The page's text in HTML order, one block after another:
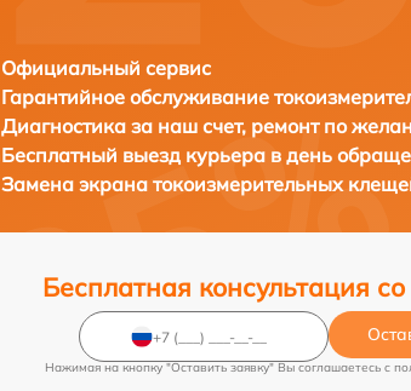
Официальный сервис
Гарантийное обслуживание
Диагностика за наш счет, ремонт по
Бесплатный выезд курьера в день
Замена экрана токоизмерительных
Бесплатная консультация
Нажимая на кнопку "Оставить заявку" Вы соглашаетесь c